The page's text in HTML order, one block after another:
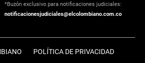
*Buzón exclusivo para notificaciones judiciales:
notificacionesjudiciales@elcolombiano.com.co
POLÍTICA DE PRIVACIDAD